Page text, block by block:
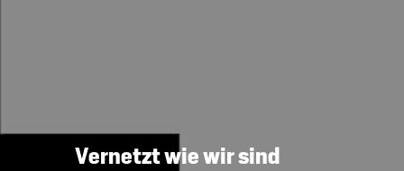
Vernetzt wie wir sind